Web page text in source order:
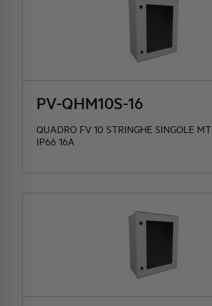
PV-QHM10S-16
QUADRO FV 10 STRINGHE SINGOLE
IP66 16A